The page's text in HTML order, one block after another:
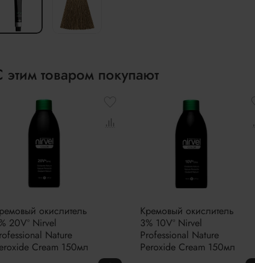
этим товаром покупают
окислитель
20Vº Nirvel
Nature
Cream 150мл
Кремовый окислитель
3% 10Vº Nirvel
Professional Nature
Peroxide Cream 150мл